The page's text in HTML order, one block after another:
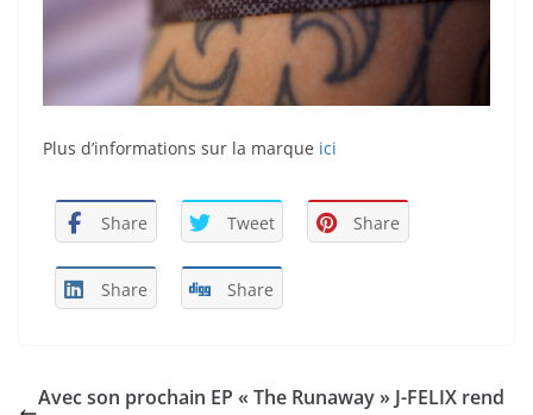
Plus d’informations sur la marque ici
Share Tweet Share
Share Share
Avec son prochain EP « The Runaway » J-FELIX rend